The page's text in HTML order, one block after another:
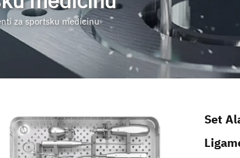
KUTIJE I POSUDE
za sportsku medicinu
Set